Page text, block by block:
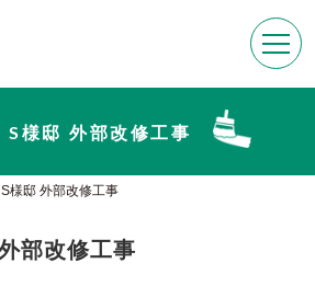
S様邸 外部改修工事
様邸 外部改修工事
部改修工事